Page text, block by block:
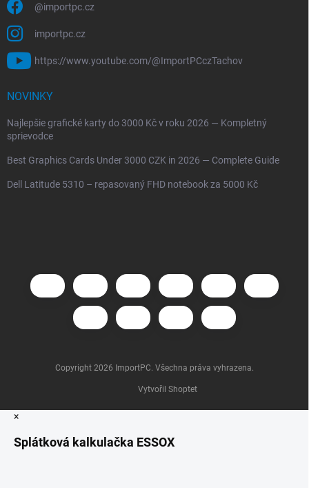
@importpc.cz
importpc.cz
https://www.youtube.com/@ImportPCczTachov
NOVINKY
Najlepšie grafické karty do 3000 Kč v roku 2026 — Kompletný
sprievodce
Best Graphics Cards Under 3000 CZK in 2026 — Complete Guide
Dell Latitude 5310 – repasovaný FHD notebook za 5000 Kč
Vytvořil Shoptet
Copyright 2026 ImportPC. Všechna práva vyhrazena.
×
Splátková kalkulačka ESSOX